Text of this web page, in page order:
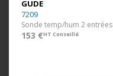
GUDE
7209
Sonde temp/hum 2 entrées
153 €HT Conseillé